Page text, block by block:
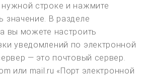
строке и нажмите
значение. В разделе
вы можете настроить
уведомлений по электронной
— это почтовый сервер.
или mail.ru «Порт электронной